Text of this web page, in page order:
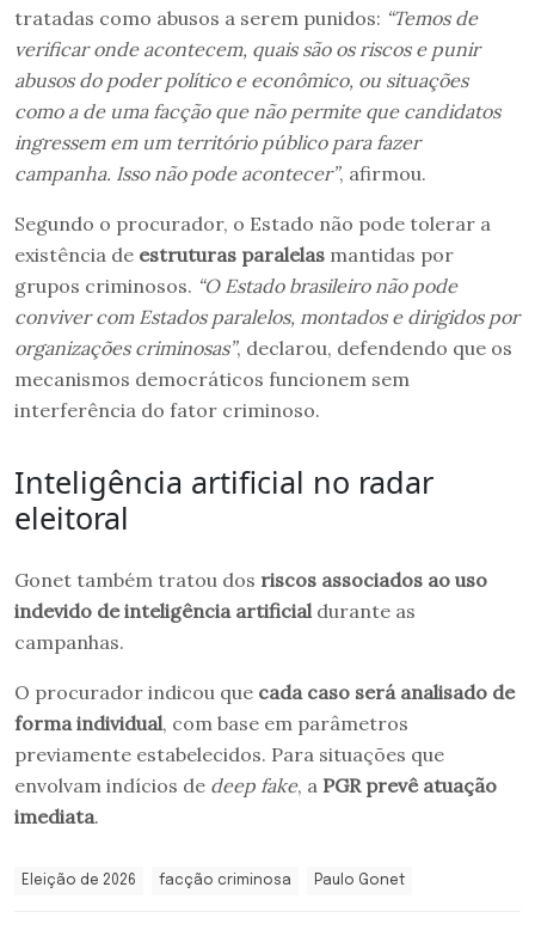
tratadas como abusos a serem punidos: “Temos de
verificar onde acontecem, quais são os riscos e punir
abusos do poder político e econômico, ou situações
como a de uma facção que não permite que candidatos
ingressem em um território público para fazer
campanha. Isso não pode acontecer”, afirmou.
Segundo o procurador, o Estado não pode tolerar a
existência de estruturas paralelas mantidas por
grupos criminosos. “O Estado brasileiro não pode
conviver com Estados paralelos, montados e dirigidos por
organizações criminosas”, declarou, defendendo que os
mecanismos democráticos funcionem sem
interferência do fator criminoso.
Inteligência artificial no radar
eleitoral
Gonet também tratou dos riscos associados ao uso
indevido de inteligência artificial durante as
campanhas.
O procurador indicou que cada caso será analisado de
forma individual, com base em parâmetros
previamente estabelecidos. Para situações que
envolvam indícios de deep fake, a PGR prevê atuação
imediata.
Eleição de 2026 facção criminosa Paulo Gonet